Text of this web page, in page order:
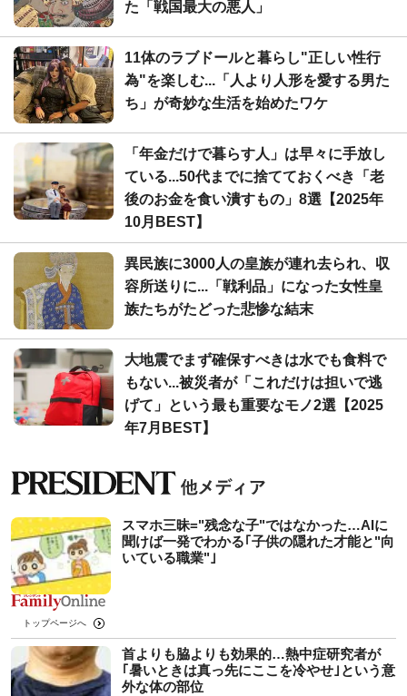
た「戦国最大の悪人」
11体のラブドールと暮らし"正しい性行
為"を楽しむ...「人より人形を愛する男た
ち」が奇妙な生活を始めたワケ
「年金だけで暮らす人」は早々に手放し
ている...50代までに捨てておくべき「老
後のお金を食い潰すもの」8選【2025年
10月BEST】
異民族に3000人の皇族が連れ去られ、収
容所送りに...「戦利品」になった女性皇
族たちがたどった悲惨な結末
大地震でまず確保すべきは水でも食料で
もない...被災者が「これだけは担いで逃
げて」という最も重要なモノ2選【2025
年7月BEST】
スマホ三昧="残念な子"ではなかった…AIに
聞けば一発でわかる｢子供の隠れた才能と"向
いている職業"｣
トップページへ
首よりも脇よりも効果的…熱中症研究者が
｢暑いときは真っ先にここを冷やせ｣という意
外な体の部位